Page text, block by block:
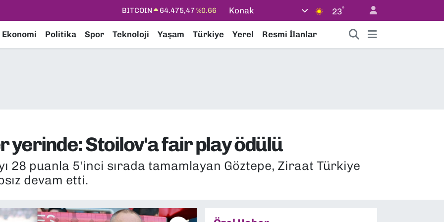
DOLAR 47,5971%0.05
STERLİN
64,2534%0.22
Konak 23°
Ekonomi Politika Spor Teknoloji Yaşam Türkiye Yerel Resmi İlanlar
yerinde: Stoilov'a fair play ödülü
28 puanla 5'inci sırada tamamlayan Göztepe, Ziraat Türkiye
devam etti.